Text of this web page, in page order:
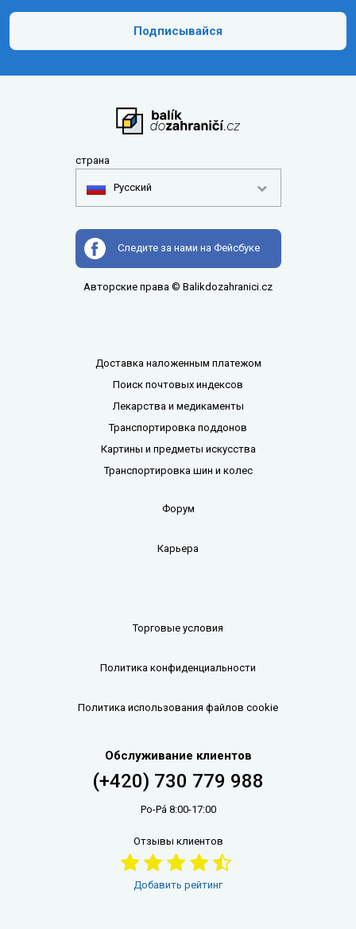
Подписывайся
страна
Pусский
Следите за нами на Фейсбуке
Авторские права © Balikdozahranici.cz
Доставка наложенным платежом
Поиск почтовых индексов
Лекарства и медикаменты
Транспортировка поддонов
Картины и предметы искусства
Транспортировка шин и колес
Форум
Карьера
Торговые условия
Политика конфиденциальности
Политика использования файлов cookie
Обслуживание клиентов
(+420) 730 779 988
Po-Pá 8:00-17:00
Отзывы клиентов
Добавить рейтинг